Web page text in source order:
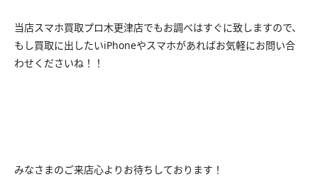
当店スマホ買取プロ木更津店でもお調べはすぐに致しますので、
もし買取に出したいiPhoneやスマホがあればお気軽にお問い合
わせくださいね！！
みなさまのご来店心よりお待ちしております！